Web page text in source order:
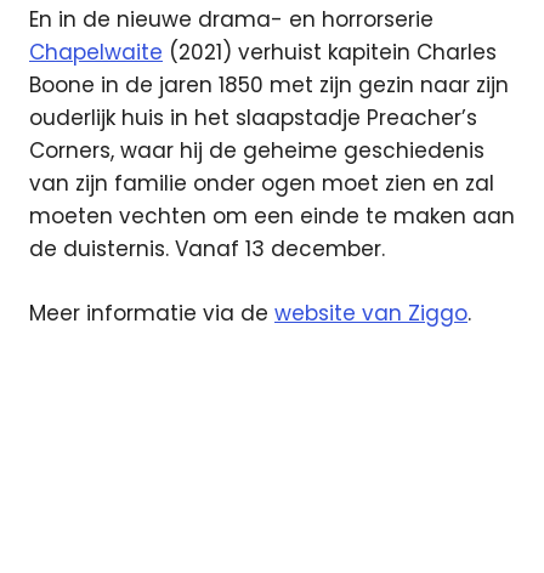
En in de nieuwe drama- en horrorserie
Chapelwaite (2021) verhuist kapitein Charles
Boone in de jaren 1850 met zijn gezin naar zijn
ouderlijk huis in het slaapstadje Preacher’s
Corners, waar hij de geheime geschiedenis
van zijn familie onder ogen moet zien en zal
moeten vechten om een einde te maken aan
de duisternis. Vanaf 13 december.
Meer informatie via de website van Ziggo.